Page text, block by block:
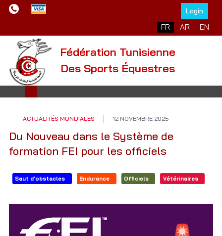
Login
Sélectionnez votre
FR AR EN
Fédération Tunisienne
Des Sports Équestres
ACTUALITÉS MONDIALES 12 NOVEMBRE 2025
Du Nouveau dans le Système de
formation FEI pour les officiels
Saut d'obstacles Endurance Officiels Vétérinaires